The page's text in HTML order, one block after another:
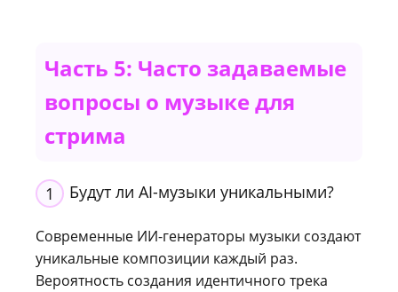
Часть 5: Часто задаваемые
вопросы о музыке для
стрима
1 Будут ли AI-музыки уникальными?
Современные ИИ-генераторы музыки создают
уникальные композиции каждый раз.
Вероятность создания идентичного трека